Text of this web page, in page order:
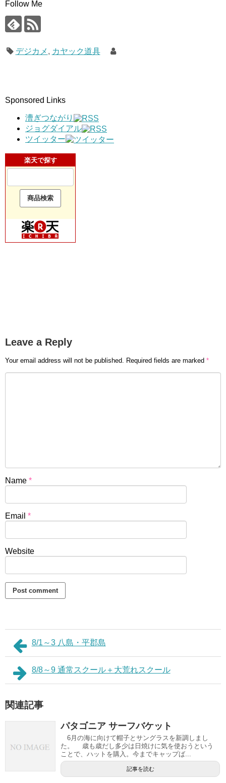
Follow Me
デジカメ , カヤック道具
Sponsored Links
漕ぎつながり
ジョグダイアル
ツイッター
楽天で探す
Leave a Reply
Your email address will not be published. Required fields are marked *
Name *
Email *
Website
8/1～3 八島・平郡島
8/8～9 通常スクール＋大荒れスクール
関連記事
パタゴニア サーフバケット
6月の海に向けて帽子とサングラスを新調しまし
た。 歳も歳だし多少は日焼けに気を使おうという
ことで、ハットを購入。今までキャップば...
記事を読む